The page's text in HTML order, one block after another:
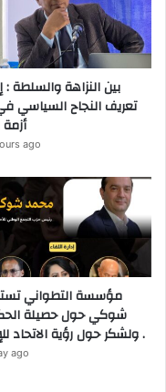
بين النزاهة والسلطة :
تعريف النجاح السياسي
ago
مؤسسة التطواني
شوكي حول حصيلة
ولشكر حول رؤية الاتحاد للإصلاح .
ago